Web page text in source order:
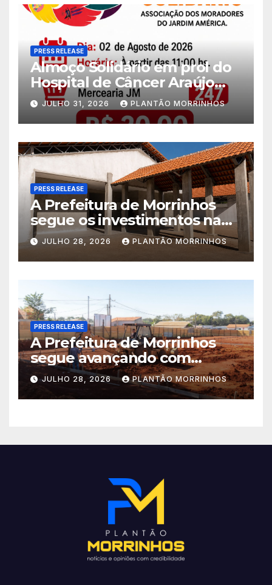
PRESS RELEASE
Almoço Solidário em prol do
Hospital de Câncer Araújo
Jorge é realizado no Jardim
América
JULHO 31, 2026 PLANTÃO MORRINHOS
PRESS RELEASE
A Prefeitura de Morrinhos
segue os investimentos na
educação. A obra da Escola
Municipal Eudóxio de
Figueiredo avança em ritmo
acelerado e já ganha forma.
JULHO 28, 2026 PLANTÃO MORRINHOS
PRESS RELEASE
A Prefeitura de Morrinhos
segue avançando com
importantes investimentos
no Setor Arca de Noé.
JULHO 28, 2026 PLANTÃO MORRINHOS